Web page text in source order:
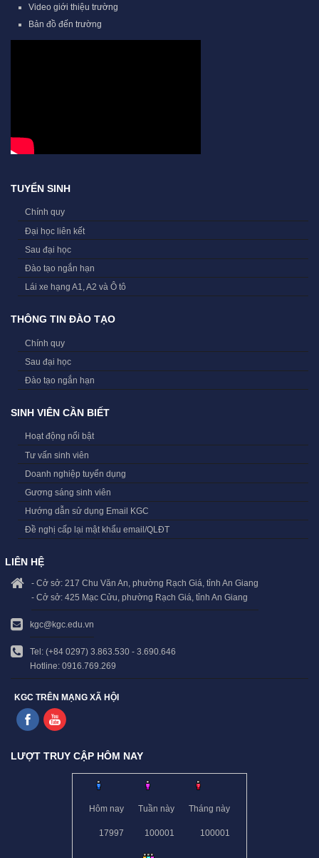
Video giới thiệu trường
Bản đồ đến trường
TUYỂN SINH
Chính quy
Đại học liên kết
Sau đại học
Đào tạo ngắn hạn
Lái xe hạng A1, A2 và Ô tô
THÔNG TIN ĐÀO TẠO
Chính quy
Sau đại học
Đào tạo ngắn hạn
SINH VIÊN CẦN BIẾT
Hoạt động nổi bật
Tư vấn sinh viên
Doanh nghiệp tuyển dụng
Gương sáng sinh viên
Hướng dẫn sử dụng Email KGC
Đề nghị cấp lại mật khẩu email/QLĐT
LIÊN HỆ
- Cở sở: 217 Chu Văn An, phường Rạch Giá, tỉnh An Giang
- Cở sở: 425 Mạc Cửu, phường Rạch Giá, tỉnh An Giang
kgc@kgc.edu.vn
Tel: (+84 0297) 3.863.530 - 3.690.646
Hotline: 0916.769.269
KGC TRÊN MẠNG XÃ HỘI
LƯỢT TRUY CẬP HÔM NAY
Hôm nay
17997
Tuần này
100001
Tháng này
100001